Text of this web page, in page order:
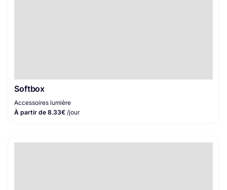
Softbox
Accessoires lumière
À partir de 8.33€ /jour